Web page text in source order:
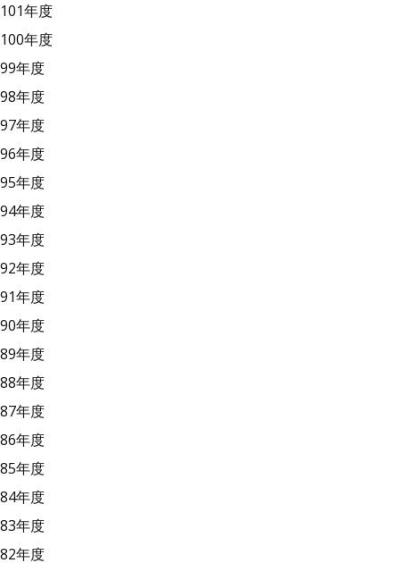
101年度
100年度
99年度
98年度
97年度
96年度
95年度
94年度
93年度
92年度
91年度
90年度
89年度
88年度
87年度
86年度
85年度
84年度
83年度
82年度